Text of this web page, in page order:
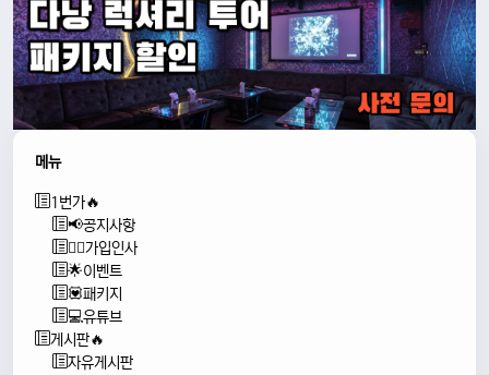
메뉴
1번가🔥
📢공지사항
🙇‍♂️가입인사
🌟이벤트
💟패키지
💻유튜브
게시판🔥
자유게시판